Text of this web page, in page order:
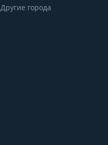
Другие города